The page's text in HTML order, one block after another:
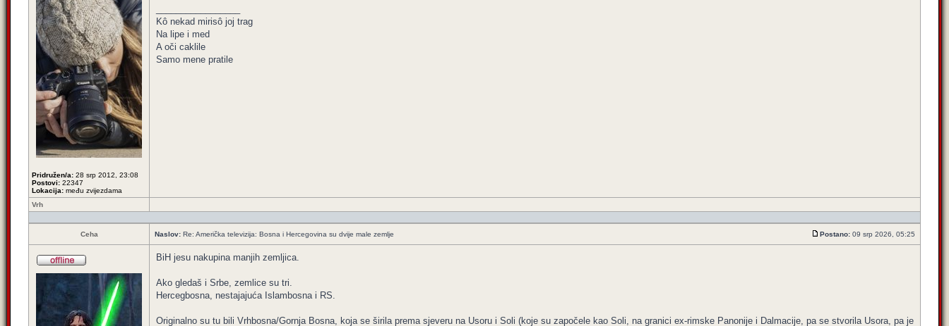
Pridružen/a: 28 srp 2012, 23:08
Postovi: 22347
Lokacija: među zvijezdama
Kô nekad mirisô joj trag
Na lipe i med
A oči caklile
Samo mene pratile
Vrh
Ceha Naslov: Re: Američka televizija: Bosna i Hercegovina su dvije male zemlje Postano: 09 srp 2026, 05:25
BiH jesu nakupina manjih zemljica.
Ako gledaš i Srbe, zemlice su tri.
Hercegbosna, nestajajuća Islambosna i RS.
Originalno su tu bili Vrhbosna/Gornja Bosna, koja se širila prema sjeveru na Usoru i Soli (koje su započele kao Soli, na granici ex-rimske Panonije i Dalmacije, pa se stvorila Usora, pa je